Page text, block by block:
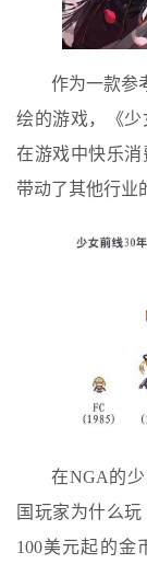
作为一款参
绘的游戏，《
在游戏中快乐
带动了其他行业
在NGA的
国玩家为什么
100美元起的金